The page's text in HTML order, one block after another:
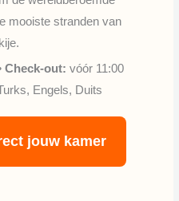
mooiste stranden van
Check-out: vóór 11:00
Engels, Duits
jouw kamer